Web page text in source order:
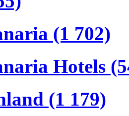
(1 702)
Hotels
(1 179)